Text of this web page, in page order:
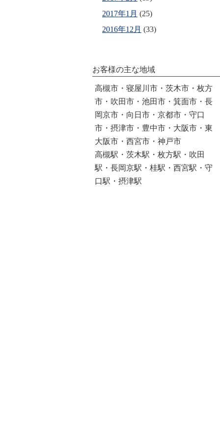
2017年1月 (25)
2016年12月 (33)
お客様の主な地域
高槻市・寝屋川市・茨木市・枚方
市・吹田市・池田市・箕面市・長
岡京市・向日市・京都市・守口
市・摂津市・豊中市・大阪市・東
大阪市・西宮市・神戸市
高槻駅・茨木駅・枚方駅・吹田
駅・長岡京駅・桂駅・西宮駅・守
口駅・摂津駅